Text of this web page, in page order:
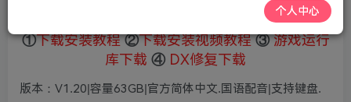
①下载安装教程 ②下载安装视频教程 ③ 游戏运行
库下载 ④ DX修复下载
版本：V1.20|容量63GB|官方简体中文.国语配音|支持键盘.
个人中心